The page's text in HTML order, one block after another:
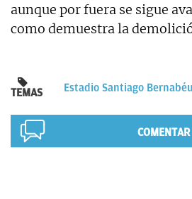
aunque por fuera se sigue
como demuestra la
TEMAS Estadio Santiago Bernabéu
COMENTAR